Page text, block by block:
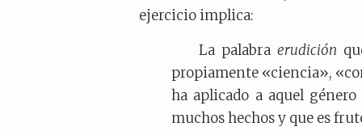
ejercicio implica:
La palabra erudición
propiamente «ciencia»,
ha aplicado a aquel
muchos hechos y que es